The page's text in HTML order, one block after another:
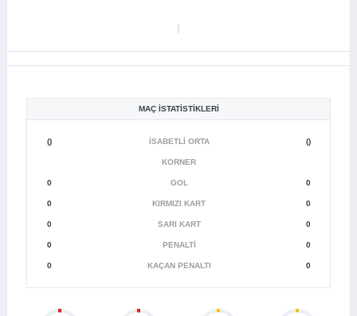
MAÇ İSTATISTIKLERI
() İSABETLI ORTA ()
KORNER
0 GOL 0
0 KIRMIZI KART 0
0 SARI KART 0
0 PENALTI 0
0 KAÇAN PENALTI 0